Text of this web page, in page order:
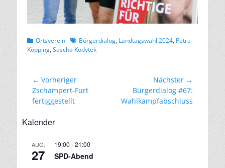
Kategorien
Ortsverein Schlagworte
Bürgerdialog, Landtagswahl 2024, Petra
Köpping, Sascha Kodytek
Beitragsnavigation
← Vorheriger
Vorheriger
Beitrag:
Zschampert-Furt
fertiggestellt
Nächster →
Nächster
Beitrag:
Bürgerdialog #67:
Wahlkampfabschluss
Kalender
AUG.
27
19:00 -21:00
SPD-Abend